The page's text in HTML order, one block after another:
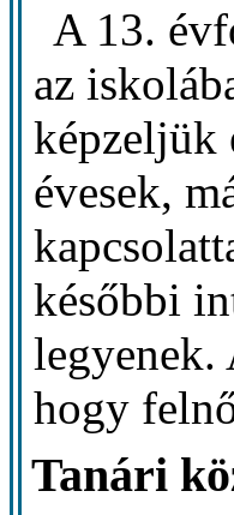
A 13.
az
képzeljük
évesek,
későbbi
legyenek.
hogy
Tanári